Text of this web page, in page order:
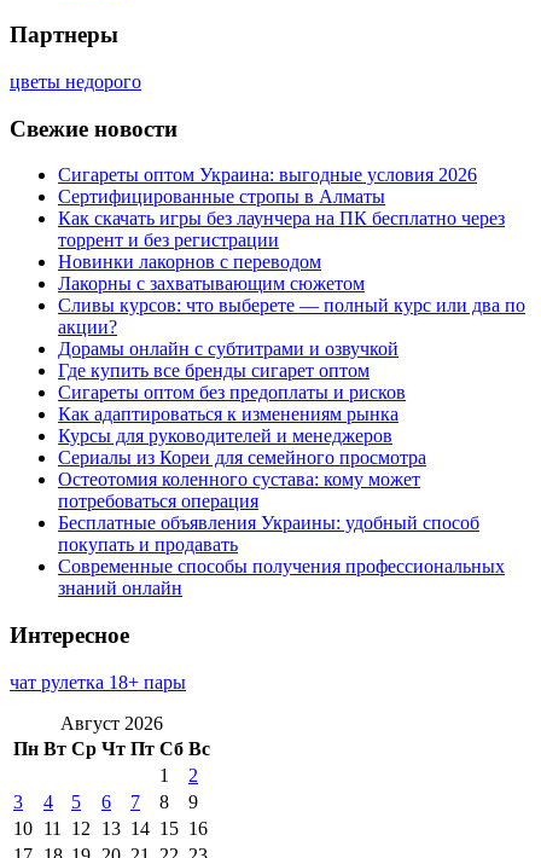
Партнеры
цветы недорого
Свежие новости
Сигареты оптом Украина: выгодные условия 2026
Сертифицированные стропы в Алматы
Как скачать игры без лаунчера на ПК бесплатно через
торрент и без регистрации
Новинки лакорнов с переводом
Лакорны с захватывающим сюжетом
Сливы курсов: что выберете — полный курс или два по
акции?
Дорамы онлайн с субтитрами и озвучкой
Где купить все бренды сигарет оптом
Сигареты оптом без предоплаты и рисков
Как адаптироваться к изменениям рынка
Курсы для руководителей и менеджеров
Сериалы из Кореи для семейного просмотра
Остеотомия коленного сустава: кому может
потребоваться операция
Бесплатные объявления Украины: удобный способ
покупать и продавать
Современные способы получения профессиональных
знаний онлайн
Интересное
чат рулетка 18+ пары
Август 2026
Пн Вт Ср Чт Пт Сб Вс
1
2
3
4 5 6 7 8
9
10 11 12 13 14 15 16